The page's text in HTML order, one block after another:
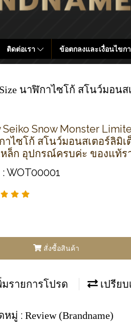
ติดต่อเรา ข้อตกลงและเงื่อนไขก
Size นาฬิกาไซโก้ สโนว์ม
Seiko Snow Monster
าไซโก้ สโนว์มอนสเตอร์ลิมิ
หล็ก อุปกรณ์ครบค่ะ ของแท้ร
: WOT00001
สั่งซื้อสินค้า
มรายการโปรด เปรีย
หมู่ : Review (Brandname)